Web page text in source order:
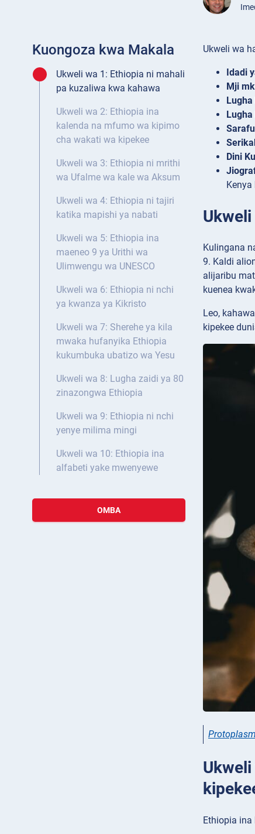
Kuongoza kwa Makala
Ukweli wa 1: Ethiopia ni mahali
pa kuzaliwa kwa kahawa
Ukweli wa 2: Ethiopia ina
kalenda na mfumo wa kipimo
cha wakati wa kipekee
Ukweli wa 3: Ethiopia ni mrithi
wa Ufalme wa kale wa Aksum
Ukweli wa 4: Ethiopia ni tajiri
katika mapishi ya nabati
Ukweli wa 5: Ethiopia ina
maeneo 9 ya Urithi wa
Ulimwengu wa UNESCO
Ukweli wa 6: Ethiopia ni nchi
ya kwanza ya Kikristo
Ukweli wa 7: Sherehe ya kila
mwaka hufanyika Ethiopia
kukumbuka ubatizo wa Yesu
Ukweli wa 8: Lugha zaidi ya 80
zinazongwa Ethiopia
Ukweli wa 9: Ethiopia ni nchi
yenye milima mingi
Ukweli wa 10: Ethiopia ina
alfabeti yake mwenyewe
OMBA
Ukweli wa
Idadi
Mji
Sarafu
Dini
Kulingana
9. Kaldi
alijaribu
kuenea
Leo,
kipekee
Ethiopia